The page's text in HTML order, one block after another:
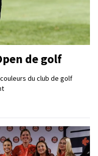
de golf
du club de golf